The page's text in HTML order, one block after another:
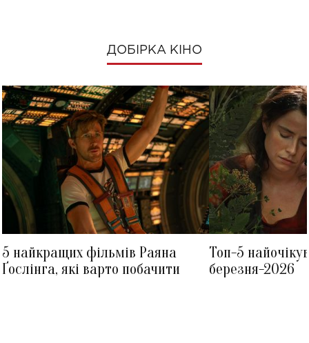
ДОБІРКА КІНО
5 найкращих фільмів Раяна
Ґослінга, які варто побачити
Топ-5
березня-2026